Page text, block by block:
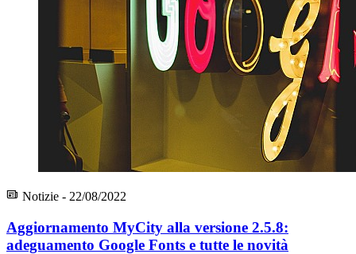
Notizie - 22/08/2022
Aggiornamento MyCity alla versione 2.5.8:
adeguamento Google Fonts e tutte le novità